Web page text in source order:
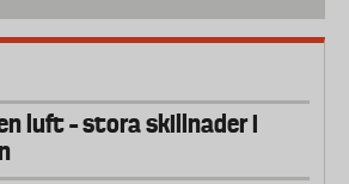
luft – stora skillnader i